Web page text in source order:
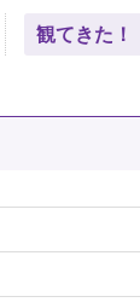
観てきた！